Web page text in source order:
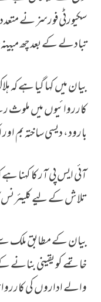
سکیورٹی فورسز نے
تبادلے کے بعد چھ
بیان میں کہا گیا ہے
کارروائیوں میں ملوث
بارود، دیسی ساختہ بم
آئی ایس پی آر کا کہنا
تلاش کے لیے
بیان کے مطابق ملک
خاتمے کو یقینی بنانے
والے اداروں کی